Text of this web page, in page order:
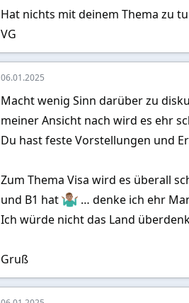
Hat nichts mit deinem Thema zu
VG
06.01.2025
Macht wenig Sinn darüber zu
meiner Ansicht nach wird es ehr
Du hast feste Vorstellungen und
Zum Thema Visa wird es überall
und B1 hat
… denke ich ehr
Ich würde nicht das Land
Gruß